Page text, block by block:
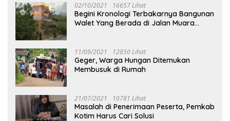
02/10/2021 16657 Lihat
Begini Kronologi Terbakarnya Bangunan
Walet Yang Berada di Jalan Muara
11/09/2021 12850 Lihat
Geger, Warga Hungan Ditemukan
Membusuk di Rumah
21/07/2021 10781 Lihat
Masalah di Penerimaan Peserta, Pemkab
Kotim Harus Cari Solusi